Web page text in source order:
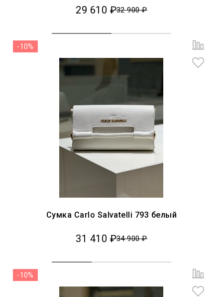
29 610 ₽32 900 ₽
-10%
Сумка Carlo Salvatelli 793 белый
31 410 ₽34 900 ₽
-10%